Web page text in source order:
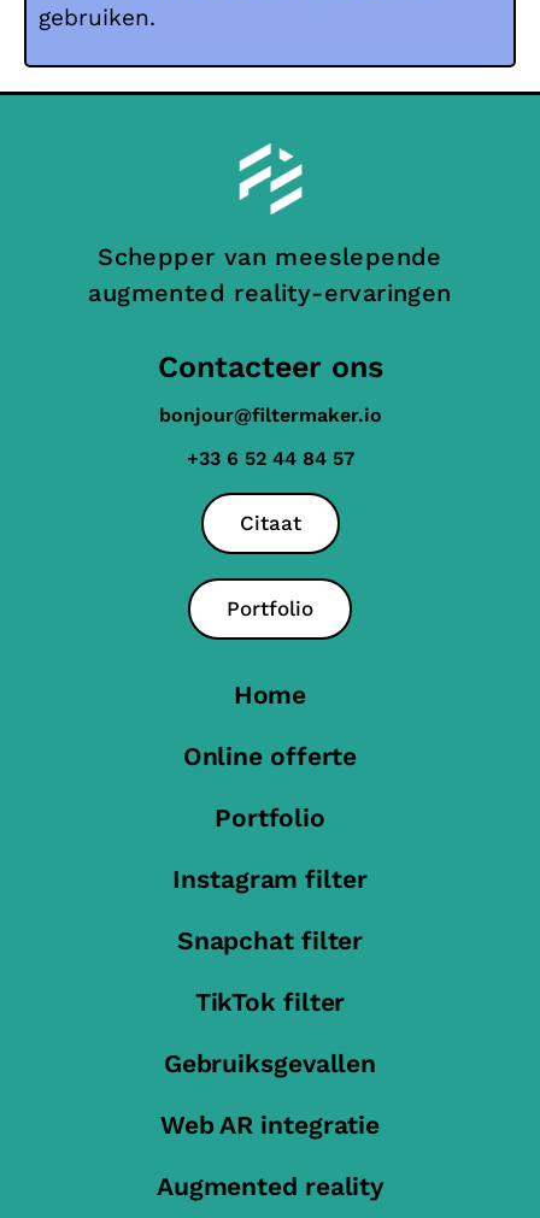
gebruiken.
Schepper van meeslepende
augmented reality-ervaringen
Contacteer ons
bonjour@filtermaker.io
+33 6 52 44 84 57
Citaat
Portfolio
Home
Online offerte
Portfolio
Instagram filter
Snapchat filter
TikTok filter
Gebruiksgevallen
Web AR integratie
Augmented reality